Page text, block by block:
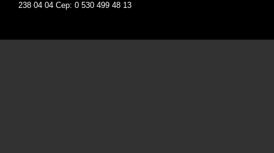
238 04 04 Cep: 0 530 499 48 13